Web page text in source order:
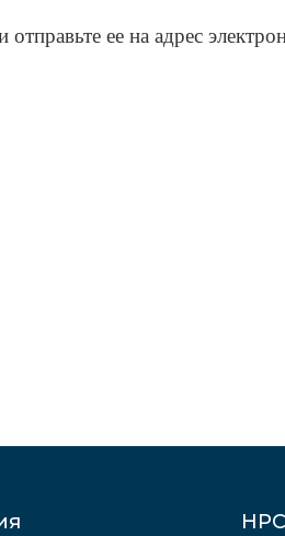
отправьте ее на адрес
НРС